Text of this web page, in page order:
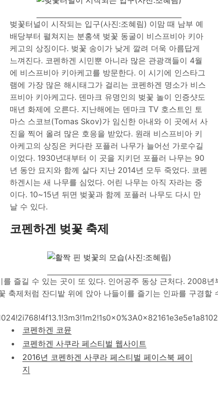
벚꽃터널이 시작되는 입구(사진:조혜림) 이맘 때 남부 예
배당부터 펼쳐지는 분홍색 벚꽃 동굴이 비스프비아 키아
케고의 상징이다. 벚꽃 송이가 낮게 깔려 더욱 아름답게
느껴진다. 코펜하겐 시민뿐 아니라 많은 관광객들이 4월
에 비스프비아 키아케고를 방문한다. 이 시기에 인스타그
램에 가장 많은 해시태그가 걸리는 코펜하겐 명소가 비스
프비아 키아케고다. 덴마크 유명인의 벚꽃 놀이 인증샷도
매년 화제에 오른다. 지난해에는 덴마크 TV 호스트인 토
마스 스코브(Tomas Skov)가 임신한 아내와 이 곳에서 사
진을 찍어 올려 많은 호응을 받았다. 원래 비스프비아 키
아케고의 상징은 커다란 포플러 나무가 늘어선 가로수길
이었다. 1930년대부터 이 곳을 지키던 포플러 나무는 90
년 동안 묘지와 함께 살다 지난 2014년 모두 죽었다. 코펜
하겐시는 새 나무를 심었다. 어린 나무는 아직 자라는 중
이다. 10~15년 뒤면 벚꽃과 함께 포플러 나무도 다시 만
날 수 있다.
코펜하겐 벚꽃 축제
즐길 수 있는 곳이 또 있다. 인어공주 동상 근처다. 2008
제처럼 잔디밭 위에 앉아 나들이를 즐기는 인파를 구경
코펜하겐 코뮨
코펜하겐 사쿠라 페스티벌 웹사이트
2016년 코펜하겐 사쿠라 페스티벌 페이스북 페이
지